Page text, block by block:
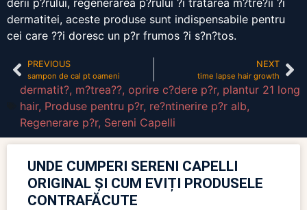
derii p?rului, regenerarea p?rului ?i tratarea m?tre?ii ?i
dermatitei, aceste produse sunt indispensabile pentru
cei care ??i doresc un p?r frumos ?i s?n?tos.
PREVIOUS
sampon de cal pt oameni
NEXT
time lapse hair growth
dermatit?, m?trea??, oprire c?dere p?r, plantur 21 long
hair, Produse pentru p?r, re?ntinerire p?r alb,
Regenerare p?r, Sereni Capelli
UNDE CUMPERI SERENI CAPELLI
ORIGINAL ȘI CUM EVIȚI PRODUSELE
CONTRAFĂCUTE